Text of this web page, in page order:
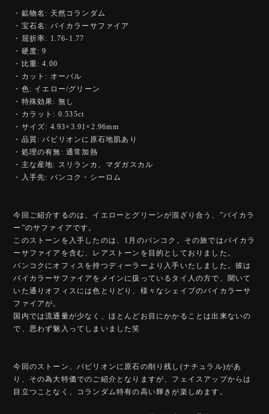
・鉱物名: 天然コランダム
・宝石名: バイカラーサファイア
・屈折率: 1.76-1.77
・硬度: 9
・比重: 4.00
・カット: オーバル
・色: イエロー/グリーン
・特殊効果: 無し
・カラット: 0.535ct
・サイズ: 4.93×3.91×2.96mm
・品質: パビリオンに原石地肌あり
・処理の有無: 通常加熱
・主な産地: スリランカ、マダガスカル
・入手先: バンコク・シーロム
今回ご紹介するのは、イエローとグリーンが混ざり合う、”バイカラ
ー”のサファイアです。
このストーンを入手したのは、1月のバンコク。その旅ではバイカラ
ーサファイアを含む、レアストーンを目的としておりました。
バンコクにオフィスを持つディーラーより入手いたしました。彼は
バイカラーサファイアをメインに扱っているタイ人の方で、聞いて
いた通りオフィスには色とりどり、様々なシェイプのバイカラーサ
ファイアが。
国内では流通量が少なく、ほとんどお目にかかることは出来ないの
で、思わず魅入ってしまいました笑
今回のストーン、パビリオンに原石の削り残し(ナチュラル)があ
り、その為大特価でのご紹介となりますが、フェイスアップからは
目立つことなく、コランダム特有の高い輝きが楽しめます。